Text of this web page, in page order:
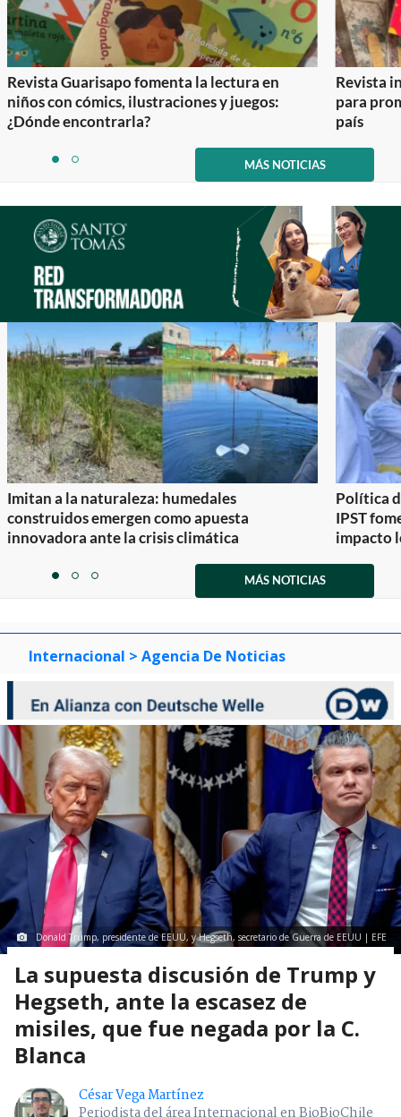
Revista Guarisapo fomenta la lectura en
niños con cómics, ilustraciones y juegos:
¿Dónde encontrarla?
Revista
para
país
itemitem
2
MÁS NOTICIAS
Imitan a la naturaleza: humedales
construidos emergen como apuesta
innovadora ante la crisis climática
Política
IPST
impacto
itemitemitem
MÁS NOTICIAS
Internacional > Agencia De Noticias
Donald Trump, presidente de EEUU, y Hegseth, secretario de Guerra de EEUU | EFE
La supuesta discusión de Trump y
Hegseth, ante la escasez de
misiles, que fue negada por la C.
Blanca
César Vega Martínez